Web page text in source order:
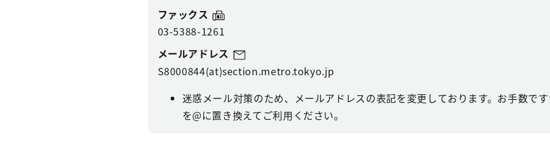
ファックス
03-5388-1261
メールアドレス
S8000844(at)section.metro.tokyo.jp
迷惑メール対策のため、メールアドレスの表記を変更しております。お手数です
を@に置き換えてご利用ください。